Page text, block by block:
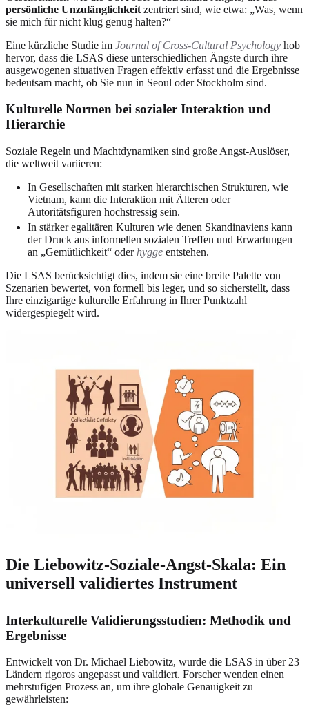
persönliche Unzulänglichkeit zentriert sind, wie etwa: „Was, wenn
sie mich für nicht klug genug halten?“
Eine kürzliche Studie im Journal of Cross-Cultural Psychology hob
hervor, dass die LSAS diese unterschiedlichen Ängste durch ihre
ausgewogenen situativen Fragen effektiv erfasst und die Ergebnisse
bedeutsam macht, ob Sie nun in Seoul oder Stockholm sind.
Kulturelle Normen bei sozialer Interaktion und
Hierarchie
Soziale Regeln und Machtdynamiken sind große Angst-Auslöser,
die weltweit variieren:
In Gesellschaften mit starken hierarchischen Strukturen, wie
Vietnam, kann die Interaktion mit Älteren oder
Autoritätsfiguren hochstressig sein.
In stärker egalitären Kulturen wie denen Skandinaviens kann
der Druck aus informellen sozialen Treffen und Erwartungen
an „Gemütlichkeit“ oderhygge entstehen.
Die LSAS berücksichtigt dies, indem sie eine breite Palette von
Szenarien bewertet, von formell bis leger, und so sicherstellt, dass
Ihre einzigartige kulturelle Erfahrung in Ihrer Punktzahl
widergespiegelt wird.
Die Liebowitz-Soziale-Angst-Skala: Ein
universell validiertes Instrument
Interkulturelle Validierungsstudien: Methodik und
Ergebnisse
Entwickelt von Dr. Michael Liebowitz, wurde die LSAS in über 23
Ländern rigoros angepasst und validiert. Forscher wenden einen
mehrstufigen Prozess an, um ihre globale Genauigkeit zu
gewährleisten: